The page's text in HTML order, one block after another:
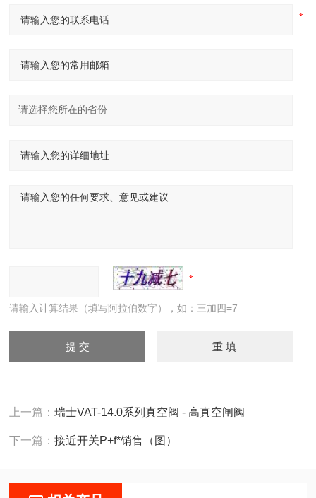
请输入计算结果（填写阿拉伯数字），如：三加四=7
上一篇：瑞士VAT-14.0系列真空阀 - 高真空闸阀
下一篇：接近开关P+f*销售（图）